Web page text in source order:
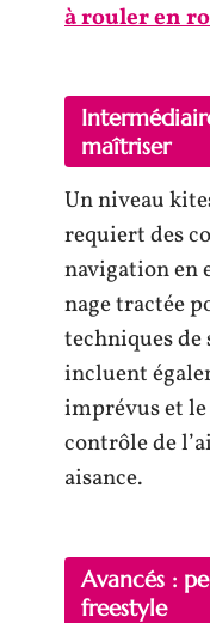
à rouler en
maîtriser
Un niveau
requiert des
navigation en
nage tractée
techniques de
incluent
imprévus et
contrôle de
aisance.
Avancés :
freestyle